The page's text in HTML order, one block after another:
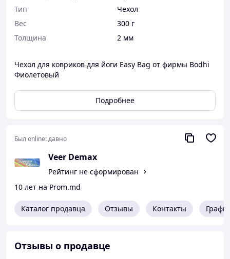
Тип
Чехол
Вес
300 г
Толщина
2 мм
Чехол для ковриков для йоги Easy Bag от фирмы Bodhi
Фиолетовый
Подробнее
Был online:давно
Veer Demax
Рейтинг не сформирован
10 лет на Prom.md
Каталог продавца Отзывы Контакты
Отзывы о продавце